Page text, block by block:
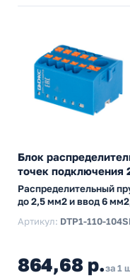
Блок
точек подключения
Распределительный
до 2,5 мм2 и ввод 6
Артикул: DTP1-110-
864,68 р.за 1